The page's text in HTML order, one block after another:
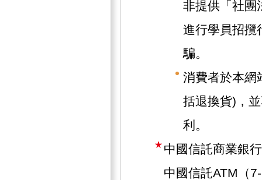
非提供「社團
進行學員招攬
騙。
消費者於本網
括退換貨)，
利。
中國信託商業銀
中國信託ATM（